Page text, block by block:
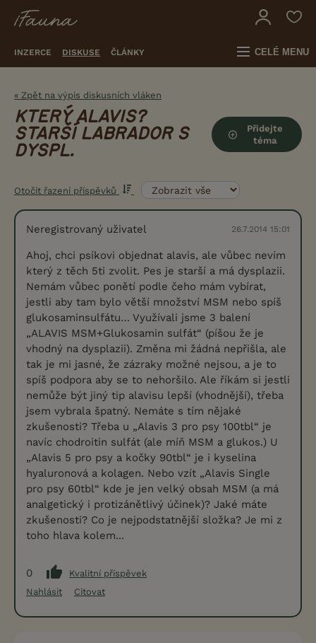
INZERCE DISKUSE ČLÁNKY CELÉ MENU
« Zpět na výpis diskusních vláken
KTERÝ ALAVIS?
STARŠÍ LABRADOR S
DYSPL.
Přidejte
téma
Otočit řazení příspěvků
Neregistrovaný uživatel 26.7.2014 15:01
Ahoj, chci psíkovi objednat alavis, ale vůbec nevím
který z těch 5ti zvolit. Pes je starší a má dysplazii.
Nemám vůbec ponětí podle čeho mám vybírat,
jestli aby tam bylo větší množství MSM nebo spíš
glukosaminsulfátu… Využívali jsme 3 balení
„ALAVIS MSM+Glukosamin sulfát“ (píšou že je
vhodný na dysplazii). Změna mi žádná nepřišla, ale
tak je mi jasné, že zázraky možné nejsou, a je to
spíš podpora aby se to nehoršilo. Ale říkám si jestli
nemůže být jiný tip alavisu lepší (vhodnější), třeba
jsem vybrala špatný. Nemáte s tím nějaké
zkušenosti? Třeba u „Alavis 3 pro psy 100tbl“ je
navíc chodroitin sulfát (ale míň MSM a glukos.) U
„Alavis 5 pro psy a kočky 90tbl“ je i kyselina
hyaluronová a kolagen. Nebo vzít „Alavis Single
pro psy 60tbl“ kde je jen velký obsah MSM (a má
analgetický i protizánětlivý účinek)? Jaké máte
zkušenosti? Co je nejpodstatnější složka? Je mi z
toho hlava kolem...
0
Kvalitní příspěvek
Nahlásit
Citovat